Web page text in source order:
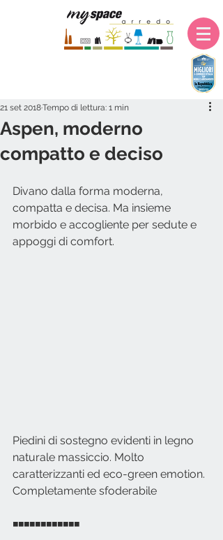
Aspen, moderno
compatto e deciso
21 set 2018Tempo di lettura: 1 min
Divano dalla forma moderna,
compatta e decisa. Ma insieme
morbido e accogliente per sedute e
appoggi di comfort.
Piedini di sostegno evidenti in legno
naturale massiccio. Molto
caratterizzanti ed eco-green emotion.
Completamente sfoderabile
◾◾◾◾◾◾◾◾◾◾◾◾